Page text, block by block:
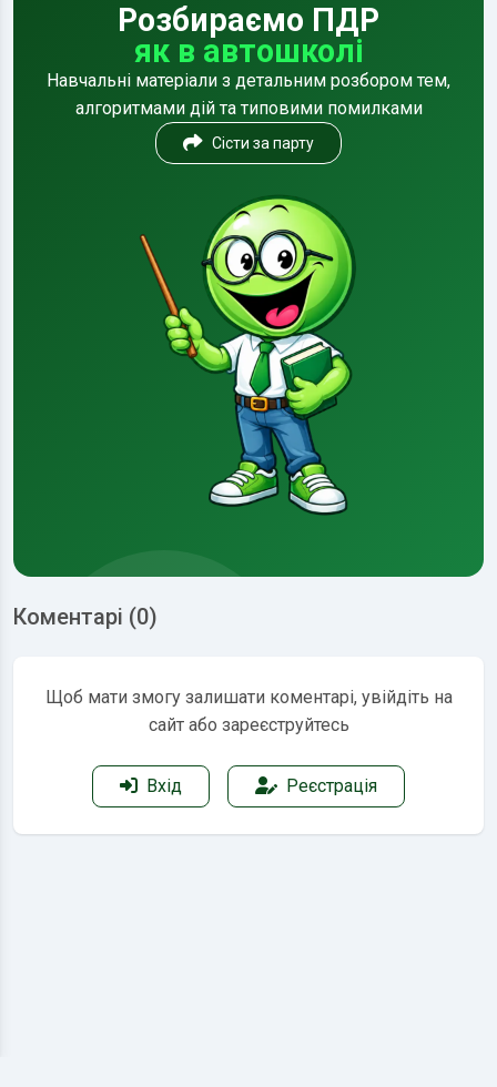
Розбираємо ПДР
як в автошколі
Навчальні матеріали з детальним розбором тем,
алгоритмами дій та типовими помилками
Сісти за парту
Коментарі (0)
Щоб мати змогу залишати коментарі, увійдіть на
сайт або зареєструйтесь
Вхід Реєстрація